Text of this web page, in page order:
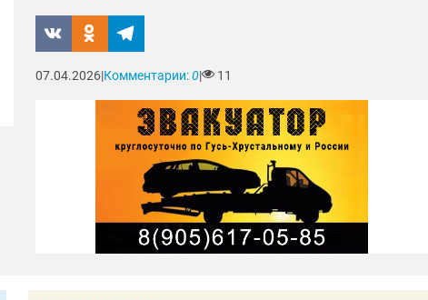
07.04.2026 Комментарии:0 11